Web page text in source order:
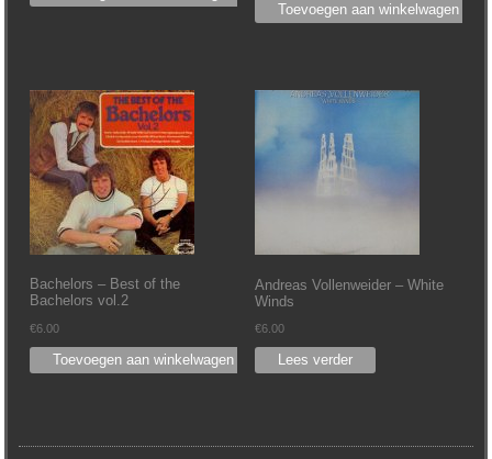
Toevoegen aan winkelwagen
Bachelors – Best of the
Bachelors vol.2
€6.00
Toevoegen aan winkelwagen
Andreas Vollenweider – White
Winds
€6.00
Lees verder